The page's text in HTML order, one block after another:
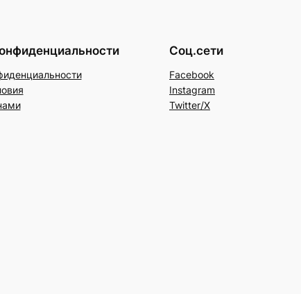
Соц.сети
Facebook
Instagram
Twitter/X